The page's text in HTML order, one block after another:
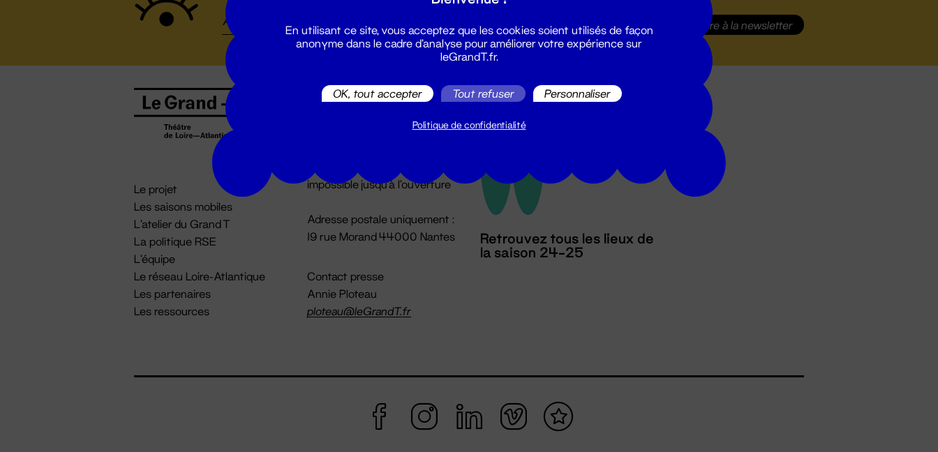
S'inscrire à la newsletter
Le projet
Les saisons mobiles
L'atelier du Grand T
La politique RSE
L'équipe
Le réseau Loire-Atlantique
Les partenaires
Les ressources
Billetterie
billetterie@leGrandT.fr
impossible jusqu'à l'ouverture
Adresse postale uniquement :
19 rue Morand 44000 Nantes
Contact presse
Annie Ploteau
ploteau@leGrandT.fr
Retrouvez tous les lieux de
la saison 24-25
En utilisant ce site, vous acceptez que les cookies soient utilisés de façon
anonyme dans le cadre d'analyse pour améliorer votre expérience sur
leGrandT.fr.
OK, tout accepter Tout refuser Personnaliser
Politique de confidentialité